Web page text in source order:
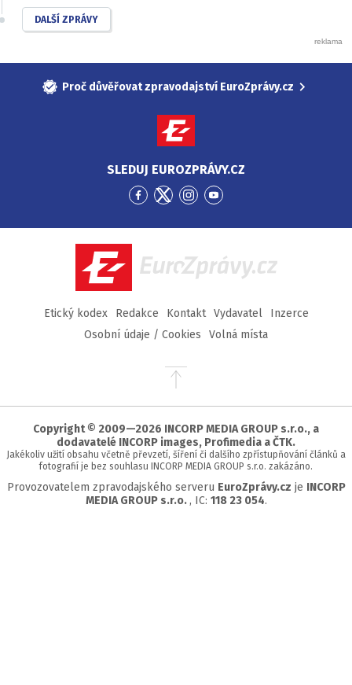
DALŠÍ ZPRÁVY
Proč důvěřovat zpravodajství EuroZprávy.cz
SLEDUJ EUROZPRÁVY.CZ
Přejít
Facebook
Přejít
Twitter
Přejít
Instagram
Přejít
YouTube
EuroZprávy.cz
Etický kodex Redakce Kontakt Vydavatel
Inzerce
Osobní údaje / Cookies
Volná místa
Přejít
stránky
Copyright © 2009—2026 INCORP MEDIA GROUP s.r.o., a
dodavatelé INCORP images, Profimedia a ČTK.
Jakékoliv užití obsahu včetně převzetí, šíření či dalšího zpřístupňování článků a
fotografií je bez souhlasu INCORP MEDIA GROUP s.r.o. zakázáno.
Provozovatelem zpravodajského serveru EuroZprávy.cz je INCORP
MEDIA GROUP s.r.o. , IC: 118 23 054.